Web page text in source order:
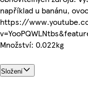
například u banánu,
https://
Množství: 0.022kg
Složení